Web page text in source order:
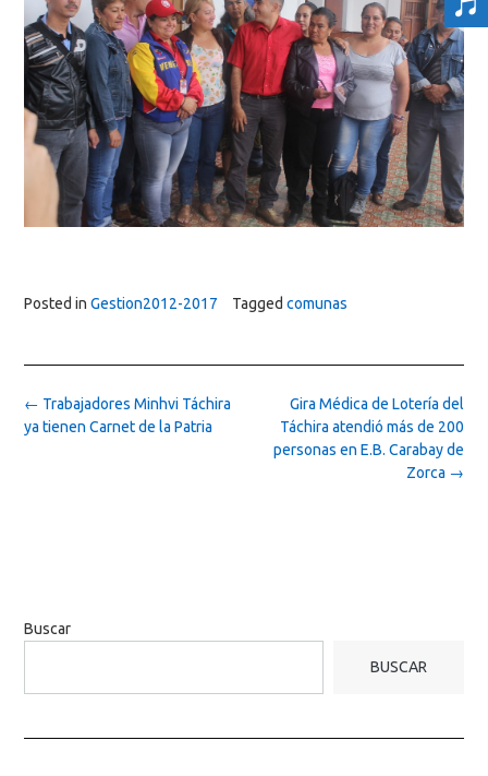
Posted in Gestion2012-2017 Tagged comunas
Post
navigation
Gira Médica de Lotería del
Táchira atendió más de 200
personas en E.B. Carabay de
Zorca →
← Trabajadores Minhvi Táchira
ya tienen Carnet de la Patria
Buscar
BUSCAR